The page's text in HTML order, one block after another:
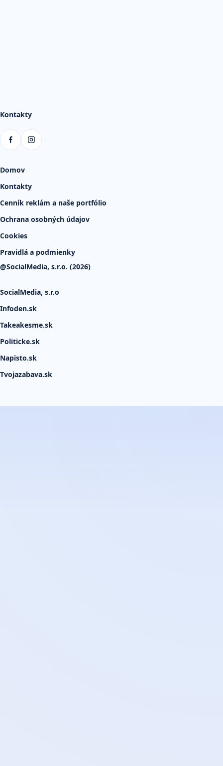
Kontakty
Domov
Kontakty
Cenník reklám a naše portfólio
Ochrana osobných údajov
Cookies
Pravidlá a podmienky
@SocialMedia, s.r.o. (2026)
SocialMedia, s.r.o
Infoden.sk
Takeakesme.sk
Politicke.sk
Napisto.sk
Tvojazabava.sk